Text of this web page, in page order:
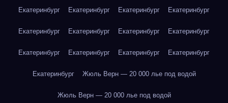
Екатеринбург Екатеринбург Екатеринбург Екатеринбург
Екатеринбург Екатеринбург Екатеринбург Екатеринбург
Екатеринбург Екатеринбург Екатеринбург Екатеринбург
Екатеринбург Жюль Верн — 20 000 лье под водой
Жюль Верн — 20 000 лье под водой